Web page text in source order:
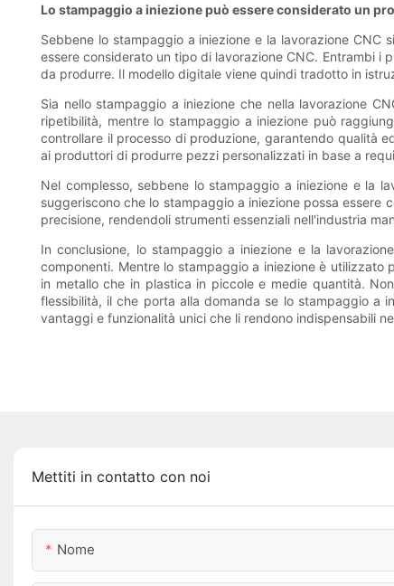
Lo stampaggio a iniezione può essere considerato un
Sebbene lo stampaggio a iniezione e la lavorazione CNC
essere considerato un tipo di lavorazione CNC. Entrambi
da produrre. Il modello digitale viene quindi tradotto in
Sia nello stampaggio a iniezione che nella lavorazione
ripetibilità, mentre lo stampaggio a iniezione può
controllare il processo di produzione, garantendo qualità
ai produttori di produrre pezzi personalizzati in base a
Nel complesso, sebbene lo stampaggio a iniezione e la
suggeriscono che lo stampaggio a iniezione possa
precisione, rendendoli strumenti essenziali nell'industria
In conclusione, lo stampaggio a iniezione e la
componenti. Mentre lo stampaggio a iniezione è
in metallo che in plastica in piccole e medie quantità.
flessibilità, il che porta alla domanda se lo stampaggio a
vantaggi e funzionalità unici che li rendono indispensabili
Mettiti in contatto con noi
Nome